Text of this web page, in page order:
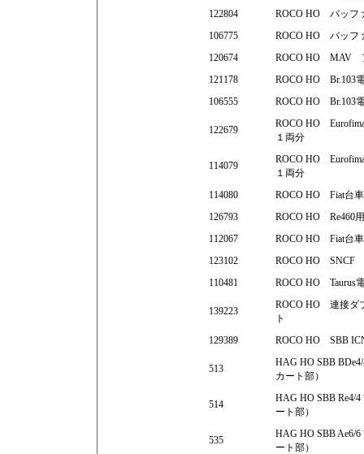
122804
ROCO HO バッフ
106775
ROCO HO バッフ
120674
ROCO HO MAV
121178
ROCO HO Br.103
106555
ROCO HO Br.103
122679
ROCO HO
１両分
114079
ROCO HO
１両分
114080
ROCO HO Fiat台
126793
ROCO HO Re460
112067
ROCO HO Fiat台
123102
ROCO HO SNCF
110481
ROCO HO Taurus
139223
ROCO HO 連接ダ
ト
129389
ROCO HO SBB
513
HAG HO SBB
カート部）
514
HAG HO SBB Re4/
ート部）
535
HAG HO SBB Ae6/
ート部）